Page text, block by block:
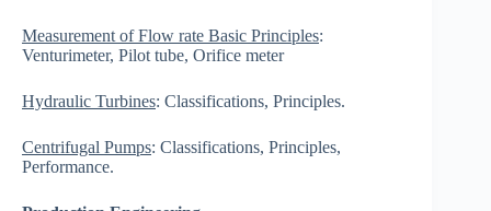
Measurement of Flow rate Basic Principles:
Venturimeter, Pilot tube, Orifice meter
Hydraulic Turbines: Classifications, Principles.
Centrifugal Pumps: Classifications, Principles,
Performance.